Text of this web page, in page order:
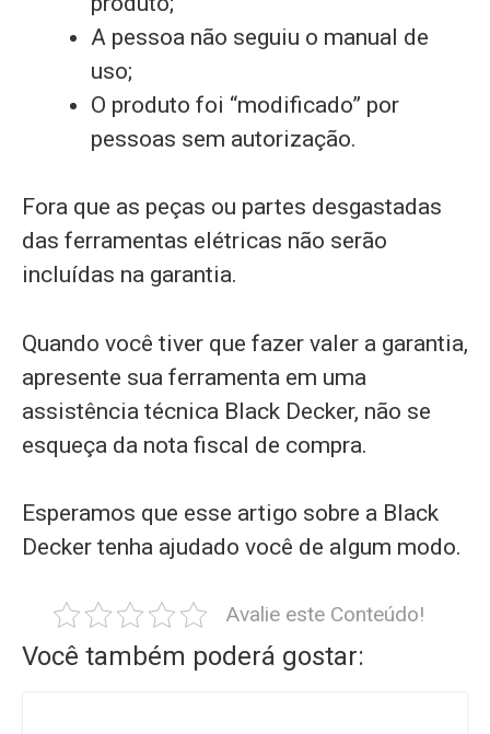
A pessoa não seguiu o manual de
uso;
O produto foi “modificado” por
pessoas sem autorização.
Fora que as peças ou partes desgastadas
das ferramentas elétricas não serão
incluídas na garantia.
Quando você tiver que fazer valer a garantia,
apresente sua ferramenta em uma
assistência técnica Black Decker, não se
esqueça da nota fiscal de compra.
Esperamos que esse artigo sobre a Black
Decker tenha ajudado você de algum modo.
Avalie este Conteúdo!
Você também poderá gostar: